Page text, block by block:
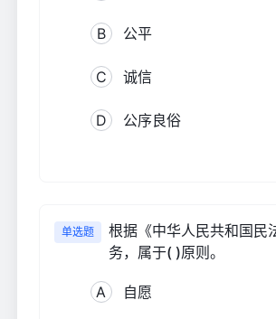
B 公平
C 诚信
D 公序良俗
单选题
根据《中华人民共和国民
务，属于( )原则。
A 自愿